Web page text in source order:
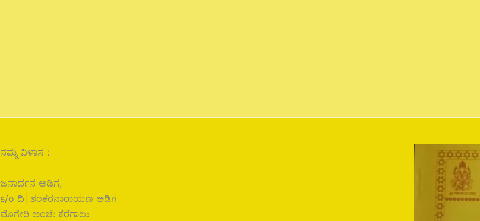
ನಮ್ಮ ವಿಳಾಸ :
ಜನಾರ್ದನ ಅಡಿಗ,
s/o ದಿ| ಶಂಕರನಾರಾಯಣ ಅಡಿಗ
ಮೊಗೇರಿ ಅಂಚೆ: ಕೆರೆಗಾಲು